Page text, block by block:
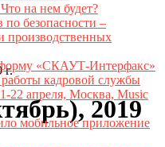
на нем будет?
безопасности –
производственных
«СКАУТ-Интерфакс»
кадровой службы
22 апреля, Москва, Music
мобильное приложение
г.
2019